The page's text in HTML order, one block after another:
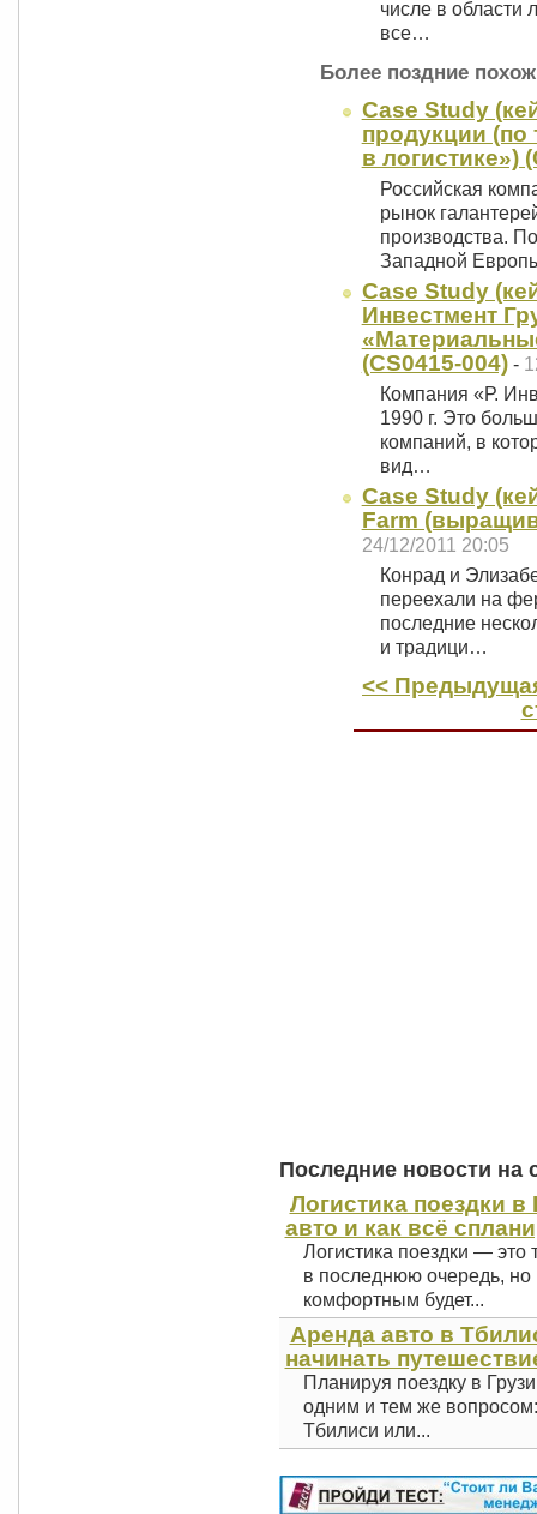
числе в области
все…
Более поздние
Case Study
продукции (по
в логистике»)
Российская
рынок
производства.
Западной
Case Study
Инвестмент
(CS0415-004)-
Компания «Р.
1990 г. Это
компаний, в
вид…
Case Study
Farm
24/12/2011 20:05
Конрад и
переехали на
последние
и традици…
<<
Последние новости на
Логистика поездки
авто и как всё
Логистика поездки —
в последнюю очередь, но
комфортным будет...
Аренда авто в
начинать
Планируя поездку в
одним и тем же
Тбилиси или...